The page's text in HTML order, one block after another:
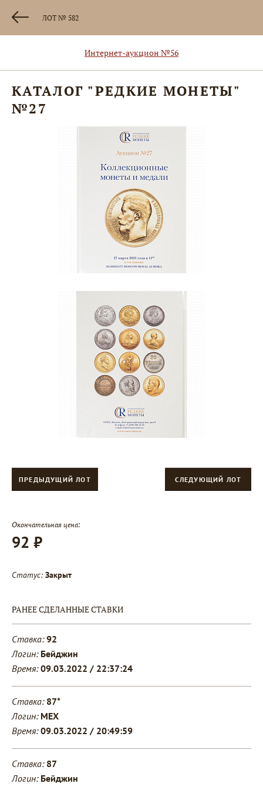
ЛОТ № 582
Интернет-аукцион №56
КАТАЛОГ "РЕДКИЕ МОНЕТЫ"
№27
ПРЕДЫДУЩИЙ ЛОТ СЛЕДУЮЩИЙ ЛОТ
Окончательная цена:
92 ₽
Статус: Закрыт
РАНЕЕ СДЕЛАННЫЕ СТАВКИ
Ставка: 92
Логин: Бейджин
Время: 09.03.2022 / 22:37:24
Ставка: 87*
Логин: MEX
Время: 09.03.2022 / 20:49:59
Ставка: 87
Логин: Бейджин